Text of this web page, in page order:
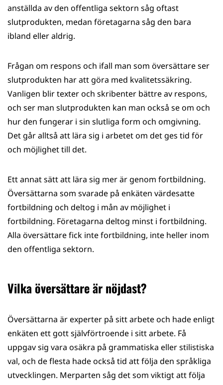
anställda av den offentliga sektorn såg oftast
slutprodukten, medan företagarna såg den bara
ibland eller aldrig.
Frågan om respons och ifall man som översättare ser
slutprodukten har att göra med kvalitetssäkring.
Vanligen blir texter och skribenter bättre av respons,
och ser man slutprodukten kan man också se om och
hur den fungerar i sin slutliga form och omgivning.
Det går alltså att lära sig i arbetet om det ges tid för
och möjlighet till det.
Ett annat sätt att lära sig mer är genom fortbildning.
Översättarna som svarade på enkäten värdesatte
fortbildning och deltog i mån av möjlighet i
fortbildning. Företagarna deltog minst i fortbildning.
Alla översättare fick inte fortbildning, inte heller inom
den offentliga sektorn.
Vilka översättare är nöjdast?
Översättarna är experter på sitt arbete och hade enligt
enkäten ett gott självförtroende i sitt arbete. Få
uppgav sig vara osäkra på grammatiska eller stilistiska
val, och de flesta hade också tid att följa den språkliga
utvecklingen. Merparten såg det som viktigt att följa